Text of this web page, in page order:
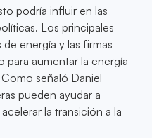
podría influir en las
Los principales
energía y las firmas
aumentar la energía
señaló Daniel
pueden ayudar a
la transición a la